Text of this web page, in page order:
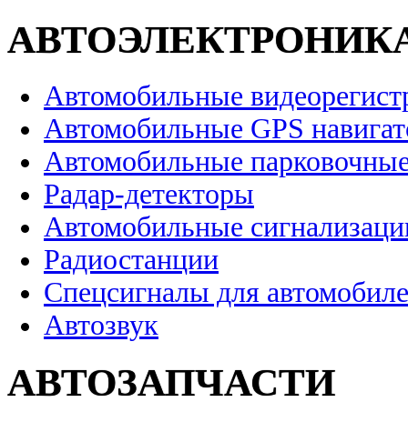
Автомобильные
Автомобильные GPS
Автомобильные
Радар-детекторы
Автомобильные
Радиостанции
Спецсигналы для
Автозвук
АВТОЗАПЧАСТИ